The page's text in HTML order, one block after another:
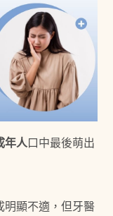
年人 口中最後萌出
明顯不適，但牙醫